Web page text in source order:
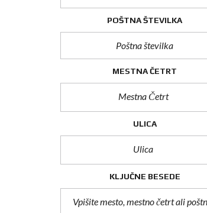
POŠTNA ŠTEVILKA
MESTNA ČETRT
Mestna Četrt
ULICA
Ulica
KLJUČNE BESEDE